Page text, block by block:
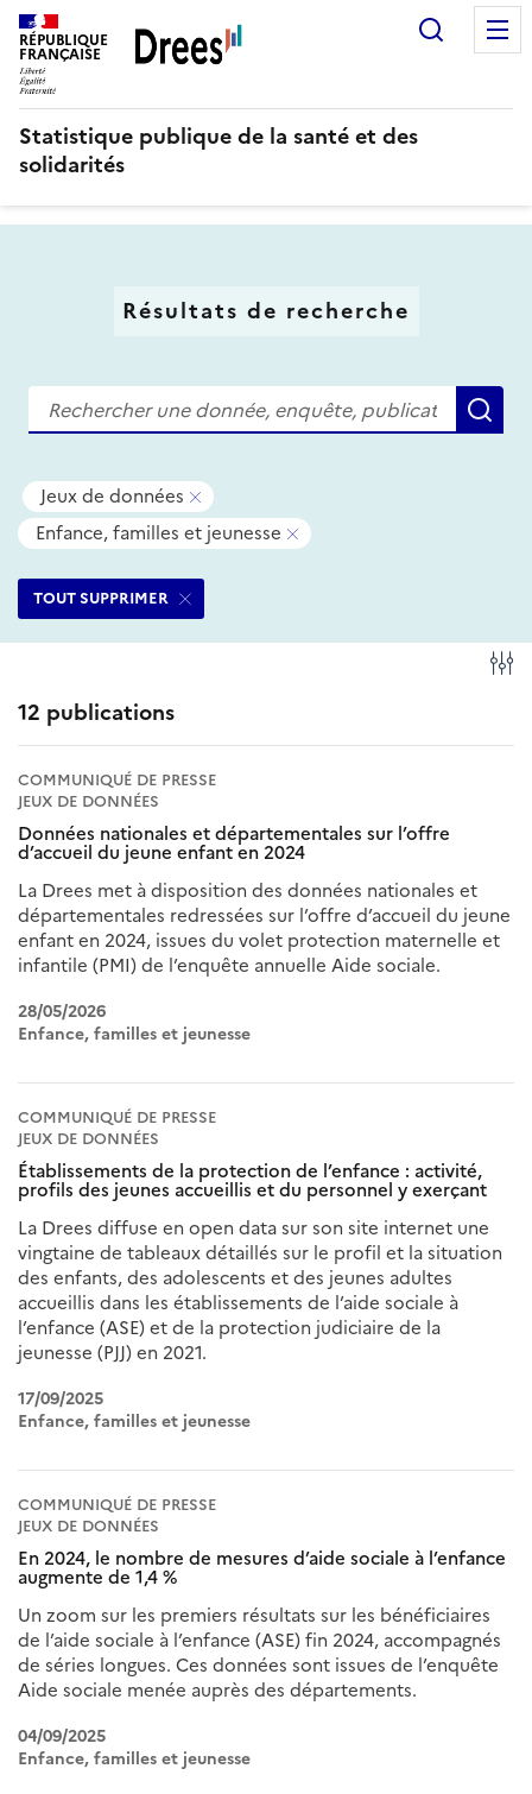
Aller
au
contenu
principal
RÉPUBLIQUE
FRANÇAISE
Statistique publique de la santé et des
solidarités
Résultats de recherche
Recherche
Tous
les
filtres
Jeux de données
Supprimer
ce
Enfance, familles et jeunesse
TOUT SUPPRIMER
12 publications
COMMUNIQUÉ DE PRESSE
JEUX DE DONNÉES
Données nationales et départementales sur l’offre
d’accueil du jeune enfant en 2024
La Drees met à disposition des données nationales et
départementales redressées sur l’offre d’accueil du jeune
enfant en 2024, issues du volet protection maternelle et
infantile (PMI) de l’enquête annuelle Aide sociale.
28/05/2026
Enfance, familles et jeunesse
COMMUNIQUÉ DE PRESSE
JEUX DE DONNÉES
Établissements de la protection de l’enfance : activité,
profils des jeunes accueillis et du personnel y exerçant
La Drees diffuse en open data sur son site internet une
vingtaine de tableaux détaillés sur le profil et la situation
des enfants, des adolescents et des jeunes adultes
accueillis dans les établissements de l’aide sociale à
l’enfance (ASE) et de la protection judiciaire de la
jeunesse (PJJ) en 2021.
17/09/2025
Enfance, familles et jeunesse
COMMUNIQUÉ DE PRESSE
JEUX DE DONNÉES
En 2024, le nombre de mesures d’aide sociale à l’enfance
augmente de 1,4 %
Un zoom sur les premiers résultats sur les bénéficiaires
de l’aide sociale à l’enfance (ASE) fin 2024, accompagnés
de séries longues. Ces données sont issues de l’enquête
Aide sociale menée auprès des départements.
04/09/2025
Enfance, familles et jeunesse